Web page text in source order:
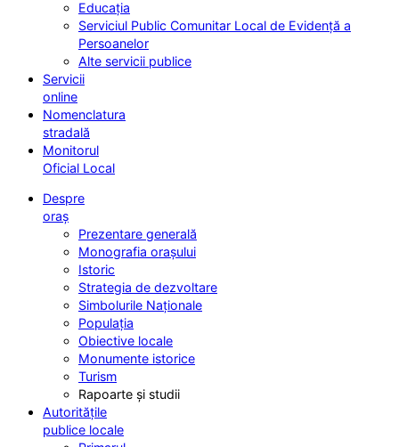
Educația
Serviciul Public Comunitar Local de Evidență a
Persoanelor
Alte servicii publice
Servicii
online
Nomenclatura
stradală
Monitorul
Oficial Local
Despre
oraș
Prezentare generală
Monografia orașului
Istoric
Strategia de dezvoltare
Simbolurile Naționale
Populația
Obiective locale
Monumente istorice
Turism
Rapoarte și studii
Autoritățile
publice locale